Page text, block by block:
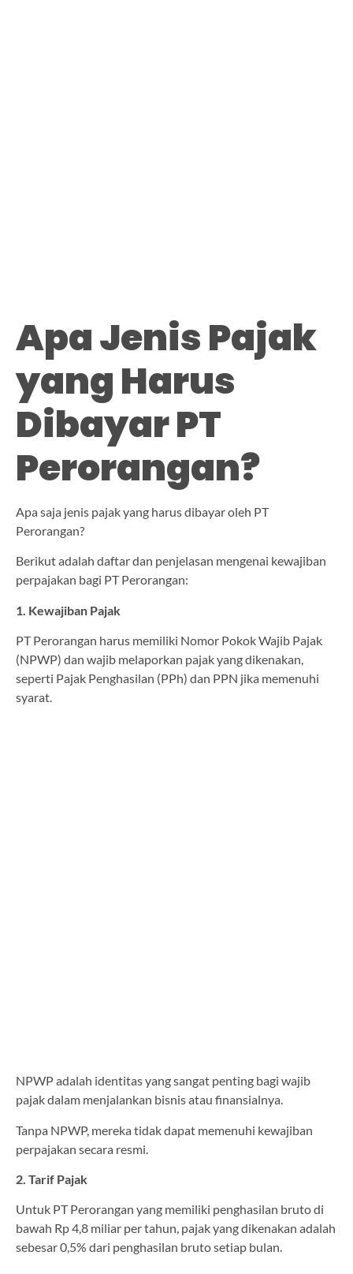
Apa Jenis Pajak
yang Harus
Dibayar PT
Perorangan?
Apa saja jenis pajak yang harus dibayar oleh PT
Perorangan?
Berikut adalah daftar dan penjelasan mengenai kewajiban
perpajakan bagi PT Perorangan:
1. Kewajiban Pajak
PT Perorangan harus memiliki Nomor Pokok Wajib Pajak
(NPWP) dan wajib melaporkan pajak yang dikenakan,
seperti Pajak Penghasilan (PPh) dan PPN jika memenuhi
syarat.
NPWP adalah identitas yang sangat penting bagi wajib
pajak dalam menjalankan bisnis atau finansialnya.
Tanpa NPWP, mereka tidak dapat memenuhi kewajiban
perpajakan secara resmi.
2. Tarif Pajak
Untuk PT Perorangan yang memiliki penghasilan bruto di
bawah Rp 4,8 miliar per tahun, pajak yang dikenakan adalah
sebesar 0,5% dari penghasilan bruto setiap bulan.